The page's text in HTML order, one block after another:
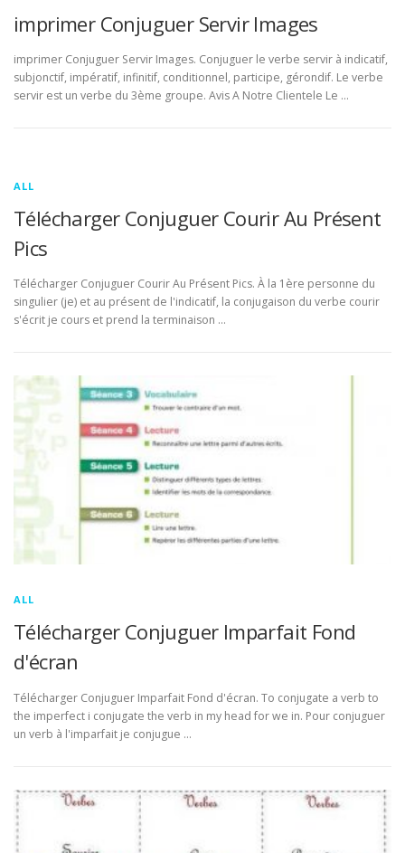
imprimer Conjuguer Servir Images
imprimer Conjuguer Servir Images. Conjuguer le verbe servir à indicatif,
subjonctif, impératif, infinitif, conditionnel, participe, gérondif. Le verbe
servir est un verbe du 3ème groupe. Avis A Notre Clientele Le …
ALL
Télécharger Conjuguer Courir Au Présent
Pics
Télécharger Conjuguer Courir Au Présent Pics. À la 1ère personne du
singulier (je) et au présent de l'indicatif, la conjugaison du verbe courir
s'écrit je cours et prend la terminaison …
ALL
Télécharger Conjuguer Imparfait Fond
d'écran
Télécharger Conjuguer Imparfait Fond d'écran. To conjugate a verb to
the imperfect i conjugate the verb in my head for we in. Pour conjuguer
un verb à l'imparfait je conjugue …